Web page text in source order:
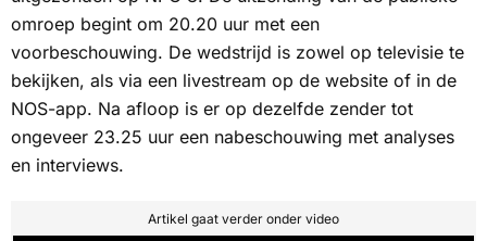
omroep begint om 20.20 uur met een
voorbeschouwing. De wedstrijd is zowel op televisie te
bekijken, als via een livestream op de website of in de
NOS-app. Na afloop is er op dezelfde zender tot
ongeveer 23.25 uur een nabeschouwing met analyses
en interviews.
Artikel gaat verder onder video